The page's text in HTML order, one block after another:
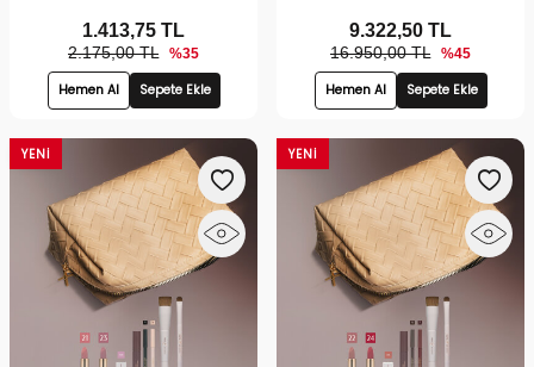
2.175,00 TL %35
1.413,75 TL
Hemen Al Sepete Ekle
16.950,00 TL %45
9.322,50 TL
Hemen Al Sepete Ekle
YENI YENI